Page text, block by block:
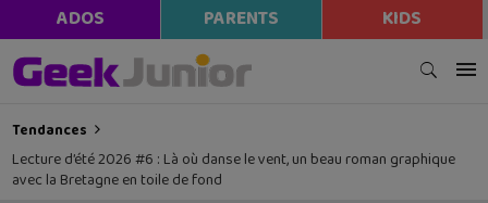
ADOS PARENTS KIDS
Tendances
Lecture d’été 2026 #6 : Là où danse le vent, un beau roman graphique
avec la Bretagne en toile de fond
modal-check